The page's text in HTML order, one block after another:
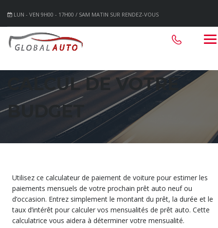
LUN - VEN 9H00 - 17H00 / SAM MATIN SUR RENDEZ-VOUS
CALCUL DE VOTRE
BUDGET
Utilisez ce calculateur de paiement de voiture pour estimer les
paiements mensuels de votre prochain prêt auto neuf ou
d’occasion. Entrez simplement le montant du prêt, la durée et le
taux d’intérêt pour calculer vos mensualités de prêt auto. Cette
calculatrice vous aidera à déterminer votre mensualité.